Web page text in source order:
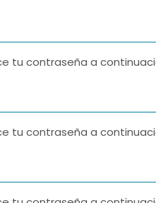
tu contraseña a
tu contraseña a